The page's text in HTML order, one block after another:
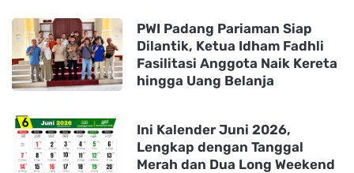
PWI Padang Pariaman Siap
Dilantik, Ketua Idham Fadhli
Fasilitasi Anggota Naik Kereta
hingga Uang Belanja
Ini Kalender Juni 2026,
Lengkap dengan Tanggal
Merah dan Dua Long Weekend